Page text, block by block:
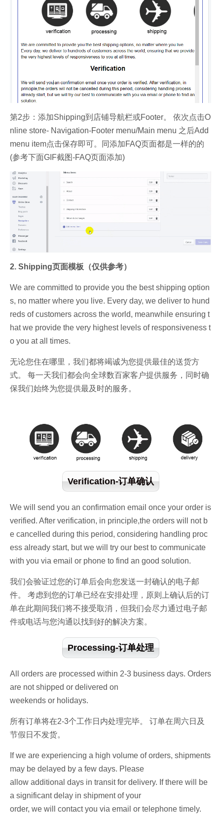
第2步：添加Shipping到店铺导航栏或Footer。 依次点击O
nline store- Navigation-Footer menu/Main menu 之后Add
menu item点击保存即可。同添加FAQ页面都是一样的的
(参考下面GIF截图-FAQ页面添加)
2. Shipping页面模板（仅供参考）
We are committed to provide you the best shipping option
s, no matter where you live. Every day, we deliver to hund
reds of customers across the world, meanwhile ensuring t
hat we provide the very highest levels of responsiveness t
o you at all times.
无论您住在哪里，我们都将竭诚为您提供最佳的送货方
式。 每一天我们都会向全球数百家客户提供服务，同时确
保我们始终为您提供最及时的服务。
Verification-订单确认
We will send you an confirmation email once your order is
verified. After verification, in principle,the orders will not b
e cancelled during this period, considering handling proc
ess already start, but we will try our best to communicate
with you via email or phone to find an good solution.
我们会验证过您的订单后会向您发送一封确认的电子邮
件。 考虑到您的订单已经在安排处理，原则上确认后的订
单在此期间我们将不接受取消，但我们会尽力通过电子邮
件或电话与您沟通以找到好的解决方案。
Processing-订单处理
All orders are processed within 2-3 business days. Orders
are not shipped or delivered on
weekends or holidays.
所有订单将在2-3个工作日内处理完毕。
订单在周六日及
节假日不发货。
If we are experiencing a high volume of orders, shipments
may be delayed by a few days. Please
allow additional days in transit for delivery. If there will be
a significant delay in shipment of your
order, we will contact you via email or telephone timely.